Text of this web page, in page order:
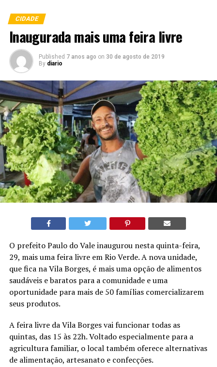
CIDADE
Inaugurada mais uma feira livre
Published 7 anos ago on 30 de agosto de 2019
By diario
O prefeito Paulo do Vale inaugurou nesta quinta-feira,
29, mais uma feira livre em Rio Verde. A nova unidade,
que fica na Vila Borges, é mais uma opção de alimentos
saudáveis e baratos para a comunidade e uma
oportunidade para mais de 50 famílias comercializarem
seus produtos.
A feira livre da Vila Borges vai funcionar todas as
quintas, das 15 às 22h. Voltado especialmente para a
agricultura familiar, o local também oferece alternativas
de alimentação, artesanato e confecções.